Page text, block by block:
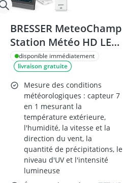
BRESSER MeteoChamp
Station Météo HD LED
WiFi 7-en-1, gris
disponible immédiatement
livraison gratuite
Mesure des conditions
météorologiques : capteur 7
en 1 mesurant la
température extérieure,
l'humidité, la vitesse et la
direction du vent, la
quantité de précipitations, le
niveau d'UV et l'intensité
lumineuse